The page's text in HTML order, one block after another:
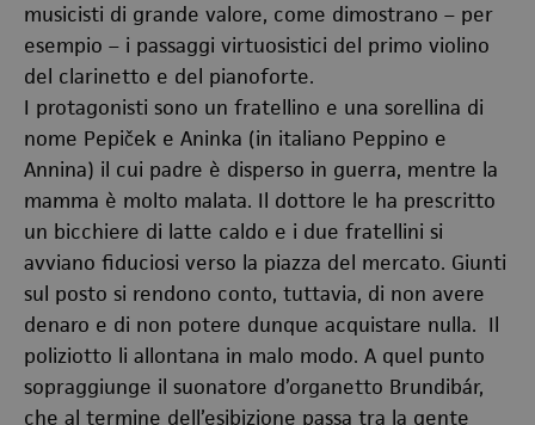
musicisti di grande valore, come dimostrano – per
esempio – i passaggi virtuosistici del primo violino
del clarinetto e del pianoforte.
I protagonisti sono un fratellino e una sorellina di
nome Pepiček e Aninka (in italiano Peppino e
Annina) il cui padre è disperso in guerra, mentre la
mamma è molto malata. Il dottore le ha prescritto
un bicchiere di latte caldo e i due fratellini si
avviano fiduciosi verso la piazza del mercato. Giunti
sul posto si rendono conto, tuttavia, di non avere
denaro e di non potere dunque acquistare nulla. Il
poliziotto li allontana in malo modo. A quel punto
sopraggiunge il suonatore d’organetto Brundibár,
che al termine dell’esibizione passa tra la gente